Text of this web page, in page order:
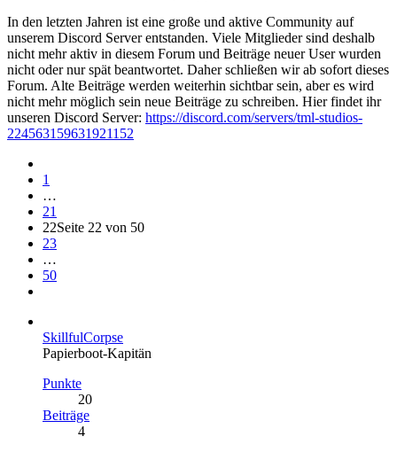
In den letzten Jahren ist eine große und aktive Community auf
unserem Discord Server entstanden. Viele Mitglieder sind deshalb
nicht mehr aktiv in diesem Forum und Beiträge neuer User wurden
nicht oder nur spät beantwortet. Daher schließen wir ab sofort dieses
Forum. Alte Beiträge werden weiterhin sichtbar sein, aber es wird
nicht mehr möglich sein neue Beiträge zu schreiben. Hier findet ihr
unseren Discord Server: https://discord.com/servers/tml-studios-
224563159631921152
1
…
21
22Seite 22 von 50
23
…
50
SkillfulCorpse
Papierboot-Kapitän
Punkte
20
Beiträge
4